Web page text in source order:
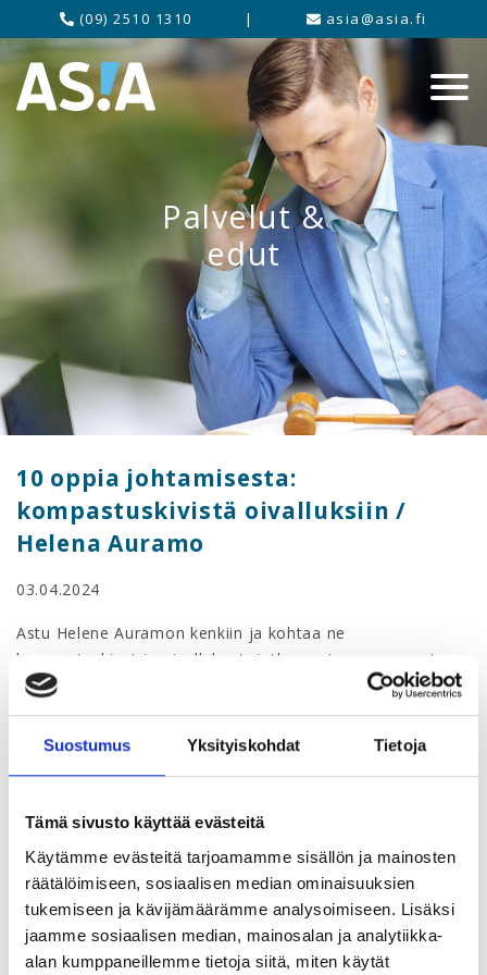
Suostumus Yksityiskohdat Tietoja
Tämä sivusto käyttää evästeitä
Käytämme evästeitä tarjoamamme sisällön ja mainosten
räätälöimiseen, sosiaalisen median ominaisuuksien
tukemiseen ja kävijämäärämme analysoimiseen. Lisäksi
jaamme sosiaalisen median, mainosalan ja analytiikka-
alan kumppaneillemme tietoja siitä, miten käytät
(09) 2510 1310 | asia@asia.fi
Palvelut &
edut
10 oppia johtamisesta:
kompastuskivistä oivalluksiin /
Helena Auramo
03.04.2024
Astu Helene Auramon kenkiin ja kohtaa ne
kompastuskivet ja oivallukset, jotka ovat muovanneet
hänet johtajaksi, joka hän on tänään. Ota mukaasi 10
timanttista oppia, jotka voivat valaista ja inspiroida omaa
johtamisen polkuasi.
Webinaarin sisältö
Johtajuus on matka, joka koostuu sekä menestyksestä
että kompastuskivistä. Yrittäjänä, perustajana ja
hallituksen jäsenenä monissa innovatiivisissa yrityksissä
Helene Auramo on kohdannut haasteita, jotka ovat
haastaneet hänen johtajuustaitojaan ja muovanneet
hänen johtamisfilosofiaansa.